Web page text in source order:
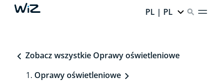
PL | PL
Zobacz wszystkie Oprawy oświetleniowe
Oprawy oświetleniowe